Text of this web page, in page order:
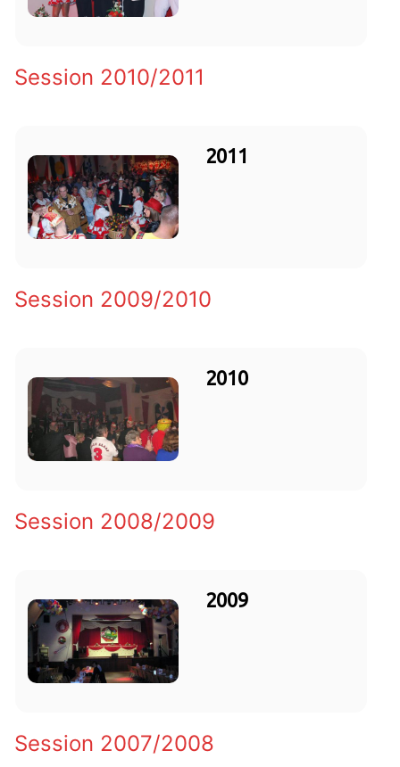
Session 2010/2011
2011
Session 2009/2010
2010
Session 2008/2009
2009
Session 2007/2008